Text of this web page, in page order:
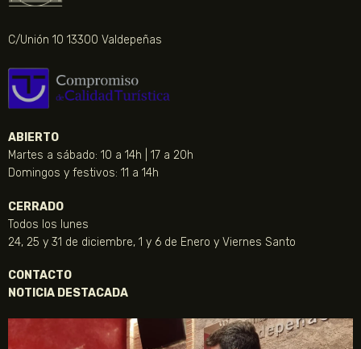
C/Unión 10 13300 Valdepeñas
ABIERTO
Martes a sábado: 10 a 14h | 17 a 20h
Domingos y festivos: 11 a 14h
CERRADO
Todos los lunes
24, 25 y 31 de diciembre, 1 y 6 de Enero y Viernes Santo
CONTACTO
NOTICIA DESTACADA